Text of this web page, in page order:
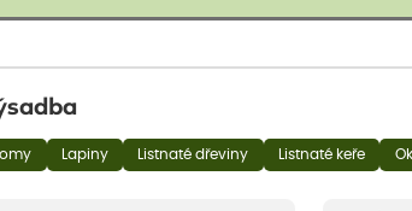
Lapiny Listnaté dřeviny Listnaté keře